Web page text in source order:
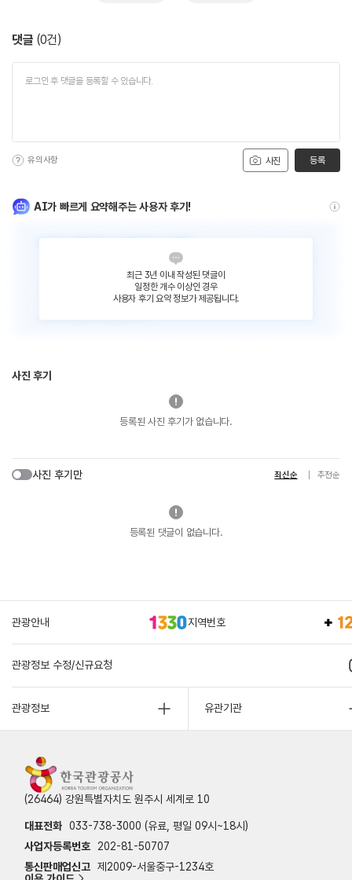
댓글 (0건)
사진
유의사항 등록
AI가 빠르게 요약해주는 사용자 후기!
최근 3년 이내 작성된 댓글이
일정한 개수 이상인 경우
사용자 후기 요약 정보가 제공됩니다.
사진 후기
등록된 사진 후기가 없습니다.
사진 후기만 최신순 추천순
등록된 댓글이 없습니다.
관광안내 지역번호
관광정보 수정/신규요청
관광정보 유관기관
(26464) 강원특별자치도 원주시 세계로 10
대표전화 033-738-3000 (유료, 평일 09시~18시)
사업자등록번호
202-81-50707
통신판매업신고 제2009-서울중구-1234호